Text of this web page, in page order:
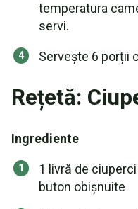
temperatura
servi.
Servește 6 porții
Rețetă:
Ingrediente
1 livră de
buton obișnuite